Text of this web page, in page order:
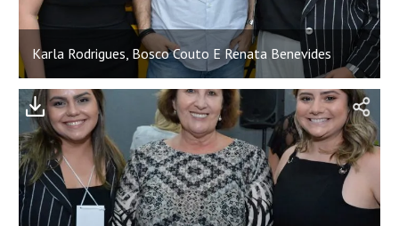
;
Karla Rodrigues, Bosco Couto E Renata Benevides